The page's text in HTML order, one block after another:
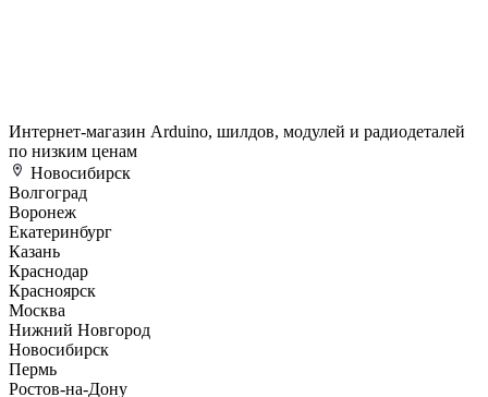
Интернет-магазин Arduino, шилдов, модулей и радиодеталей
по низким ценам
Новосибирск
Волгоград
Воронеж
Екатеринбург
Казань
Краснодар
Красноярск
Москва
Нижний Новгород
Новосибирск
Пермь
Ростов-на-Дону